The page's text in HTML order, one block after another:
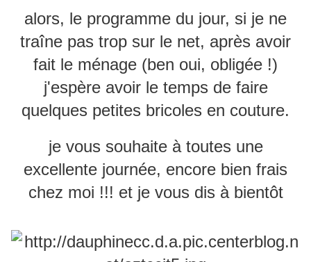
alors, le programme du jour, si je ne
traîne pas trop sur le net, après avoir
fait le ménage (ben oui, obligée !)
j'espère avoir le temps de faire
quelques petites bricoles en couture.
je vous souhaite à toutes une
excellente journée, encore bien frais
chez moi !!! et je vous dis à bientôt